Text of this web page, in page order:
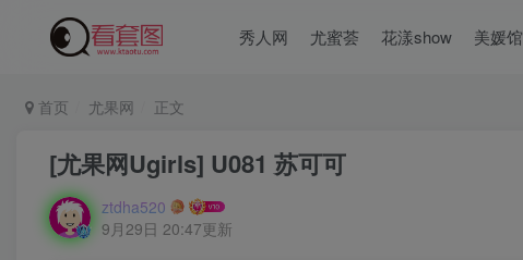
秀人网 尤蜜荟 花漾show 美媛馆
首页 尤果网 正文
[尤果网Ugirls] U081 苏可可
ztdha520
9月29日 20:47更新